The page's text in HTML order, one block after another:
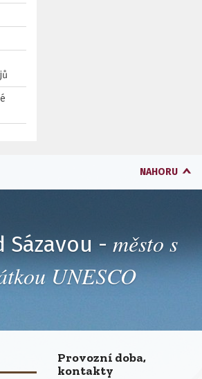
NAHORU
Sázavou - město s
UNESCO
Provozní doba,
kontakty